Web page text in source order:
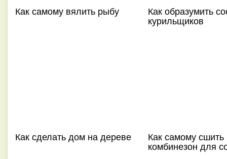
Как самому вялить рыбу Как образумить
курильщиков
Как сделать дом на дереве Как самому сшить
комбинезон для